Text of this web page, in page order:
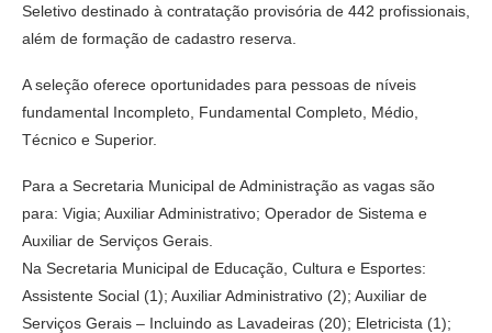
Seletivo destinado à contratação provisória de 442 profissionais,
além de formação de cadastro reserva.
A seleção oferece oportunidades para pessoas de níveis
fundamental Incompleto, Fundamental Completo, Médio,
Técnico e Superior.
Para a Secretaria Municipal de Administração as vagas são
para: Vigia; Auxiliar Administrativo; Operador de Sistema e
Auxiliar de Serviços Gerais.
Na Secretaria Municipal de Educação, Cultura e Esportes:
Assistente Social (1); Auxiliar Administrativo (2); Auxiliar de
Serviços Gerais – Incluindo as Lavadeiras (20); Eletricista (1);